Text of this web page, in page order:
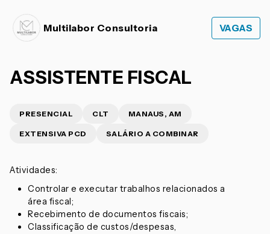
Multilabor Consultoria VAGAS
ASSISTENTE FISCAL
PRESENCIAL CLT MANAUS, AM
EXTENSIVA PCD SALÁRIO A COMBINAR
Atividades:
Controlar e executar trabalhos relacionados a
área fiscal;
Recebimento de documentos fiscais;
Classificação de custos/despesas,